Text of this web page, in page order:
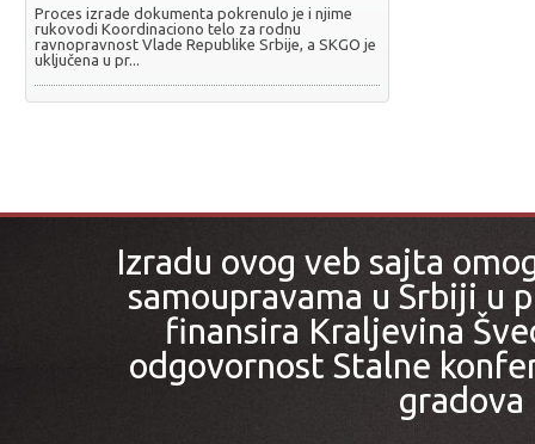
Proces izrade dokumenta pokrenulo je i njime
rukovodi Koordinaciono telo za rodnu
ravnopravnost Vlade Republike Srbije, a SKGO je
uključena u pr...
Izradu ovog veb sajta
samoupravama u Srbiji u
finansira Kraljevina
odgovornost Stalne
gradova